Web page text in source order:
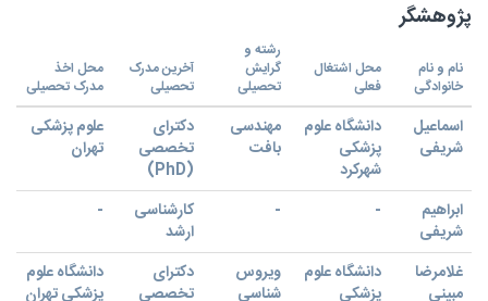
پژوهشگر
نام و نام
خانوادگی
محل اشتغال
فعلی
رشته و
گرایش
تحصیلی
آخرین مدرک
تحصیلی
محل اخذ
مدرک تحصیلی
اسماعیل
شریفی
دانشگاه علوم
پزشکی
شهرکرد
مهندسی
بافت
دکترای
تخصصی
(PhD)
علوم پزشکی
تهران
ابراهیم
شریفی
-
-
کارشناسی
ارشد
-
غلامرضا
مبینی
دانشگاه علوم
پزشکی
ویروس
شناسی
دکترای
تخصصی
دانشگاه علوم
پزشکی تهران